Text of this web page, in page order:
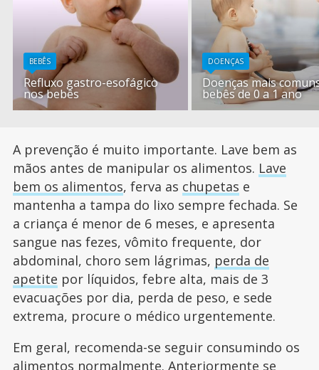
BEBÊS
Refluxo gastro-esofágico
nos bebês
DOENÇAS
Doenças mais
bebês de 0 a 1 ano
A prevenção é muito importante. Lave bem as
mãos antes de manipular os alimentos. Lave
bem os alimentos, ferva as chupetas e
mantenha a tampa do lixo sempre fechada. Se
a criança é menor de 6 meses, e apresenta
sangue nas fezes, vômito frequente, dor
abdominal, choro sem lágrimas, perda de
apetite por líquidos, febre alta, mais de 3
evacuações por dia, perda de peso, e sede
extrema, procure o médico urgentemente.
Em geral, recomenda-se seguir consumindo os
alimentos normalmente. Anteriormente se